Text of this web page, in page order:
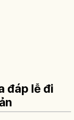
đáp lễ đi